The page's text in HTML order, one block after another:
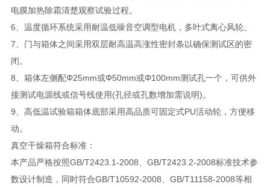
电膜加热除霜清楚观察试验过程。
6、温度循环系统采用耐温低噪音空调型电机，多叶式离心风轮。
7、门与箱体之间采用双层耐高温高涨性密封条以确保测试区的密
闭。
8、箱体左侧配Φ25mm或Φ50mm或Φ100mm测试孔一个，可供外
接测试电源线或信号线使用(孔径或孔数增加需说明)。
9、高低温试验箱箱体底部采用高品质可固定式PU活动轮，方便移
动。
真空干燥箱符合标准：
本产品严格按照GB/T2423.1-2008、GB/T2423.2-2008标准技术参
数设计制造，同时符合GB/T10592-2008、GB/T11158-2008等相